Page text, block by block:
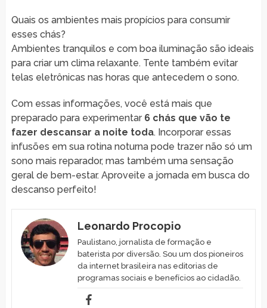
Quais os ambientes mais propícios para consumir
esses chás?
Ambientes tranquilos e com boa iluminação são ideais
para criar um clima relaxante. Tente também evitar
telas eletrônicas nas horas que antecedem o sono.
Com essas informações, você está mais que
preparado para experimentar 6 chás que vão te
fazer descansar a noite toda. Incorporar essas
infusões em sua rotina noturna pode trazer não só um
sono mais reparador, mas também uma sensação
geral de bem-estar. Aproveite a jornada em busca do
descanso perfeito!
Leonardo Procopio
Paulistano, jornalista de formação e
baterista por diversão. Sou um dos pioneiros
da internet brasileira nas editorias de
programas sociais e benefícios ao cidadão.